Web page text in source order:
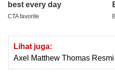
Lihat juga:
Axel Matthew Thomas